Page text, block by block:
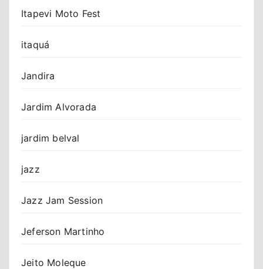
Itapevi Moto Fest
itaquá
Jandira
Jardim Alvorada
jardim belval
jazz
Jazz Jam Session
Jeferson Martinho
Jeito Moleque